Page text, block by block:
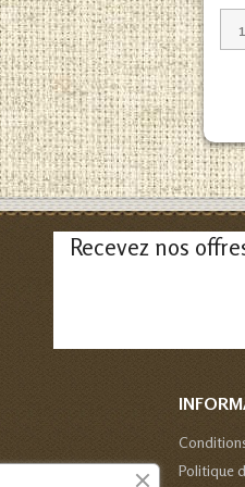
Recevez nos
Politique